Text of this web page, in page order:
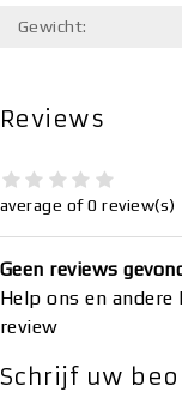
Gewicht:
Reviews
average of 0 review(s)
Geen reviews
Help ons en
review
Schrijf uw